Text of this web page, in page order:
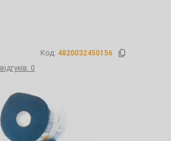
Код: 4820032450156
відгуків: 0